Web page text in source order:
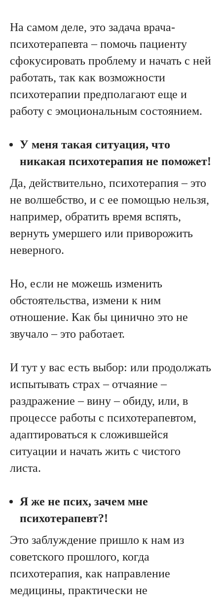
На самом деле, это задача врача-
психотерапевта – помочь пациенту
сфокусировать проблему и начать с ней
работать, так как возможности
психотерапии предполагают еще и
работу с эмоциональным состоянием.
У меня такая ситуация, что
никакая психотерапия не поможет!
Да, действительно, психотерапия – это
не волшебство, и с ее помощью нельзя,
например, обратить время вспять,
вернуть умершего или приворожить
неверного.
Но, если не можешь изменить
обстоятельства, измени к ним
отношение. Как бы цинично это не
звучало – это работает.
И тут у вас есть выбор: или продолжать
испытывать страх – отчаяние –
раздражение – вину – обиду, или, в
процессе работы с психотерапевтом,
адаптироваться к сложившейся
ситуации и начать жить с чистого
листа.
Я же не псих, зачем мне
психотерапевт?!
Это заблуждение пришло к нам из
советского прошлого, когда
психотерапия, как направление
медицины, практически не